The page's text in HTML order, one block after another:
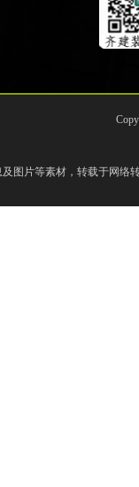
图片等素材，转载于网络